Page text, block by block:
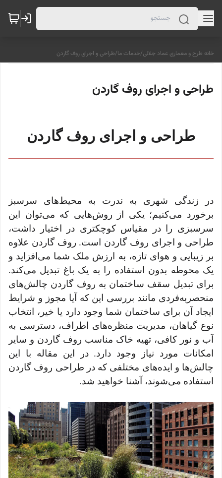
خانه طرح و معماری عماد جلالی/خدمات ما/طراحی و اجرای روف گاردن
طراحی و اجرای روف گاردن
طراحی و اجرای روف گاردن
در زندگی شهری به ندرت به محیط‌های سرسبز
برخورد می‌کنیم؛ یکی از روش‌هایی که می‌توان این
سرسبزی را در مقیاس کوچکتری در اختیار داشت،
طراحی و اجرای روف گاردن است. روف گاردن علاوه
بر زیبایی و هوای تازه، به ارزش ملک شما می‌افزاید و
یک محوطه بدون استفاده را به یک باغ تبدیل می‌کند.
برای تبدیل سقف ساختمان به روف گاردن چالش‌های
منحصربه‌فردی مانند بررسی این‌ که آیا مجوز و شرایط
ایجاد آن برای ساختمان شما وجود دارد یا خیر، انتخاب
نوع گیاهان، مدیریت منظره‌های اطراف، دسترسی به
آب و نور کافی، تهیه خاک مناسب روف گاردن و سایر
امکانات مورد نیاز وجود دارد. در این مقاله با این
چالش‌ها و ایده‌های مختلفی که در طراحی روف گاردن
استفاده می‌شوند، آشنا خواهید شد.